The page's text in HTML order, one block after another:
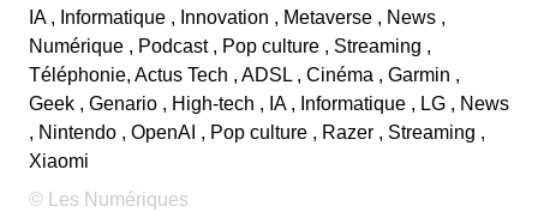
IA , Informatique , Innovation , Metaverse , News ,
Numérique , Podcast , Pop culture , Streaming ,
Téléphonie, Actus Tech , ADSL , Cinéma , Garmin ,
Geek , Genario , High-tech , IA , Informatique , LG , News
, Nintendo , OpenAI , Pop culture , Razer , Streaming ,
Xiaomi
© Les Numériques